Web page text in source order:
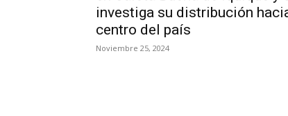
investiga su distribución
centro del país
Noviembre 25, 2024